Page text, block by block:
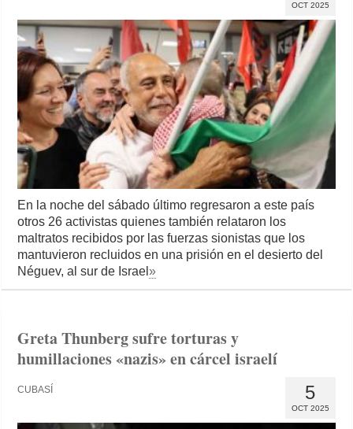
OCT 2025
En la noche del sábado último regresaron a este país
otros 26 activistas quienes también relataron los
maltratos recibidos por las fuerzas sionistas que los
mantuvieron recluidos en una prisión en el desierto del
Néguev, al sur de Israel»
Greta Thunberg sufre torturas y
humillaciones «nazis» en cárcel israelí
5
OCT 2025
CUBASÍ